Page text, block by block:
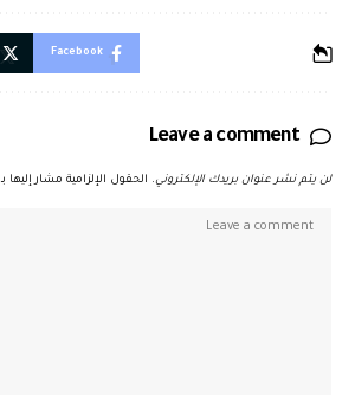
Facebook
Leave a comment
لن يتم نشر عنوان بريدك الإلكتروني. الحقول الإلزامية مشار إليها بـ